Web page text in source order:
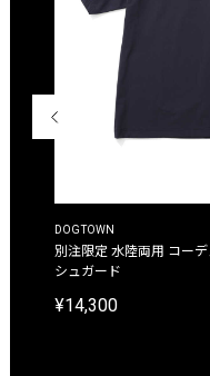
DOGTOWN
別注限定 水陸両用 コー
シュガード
¥14,300